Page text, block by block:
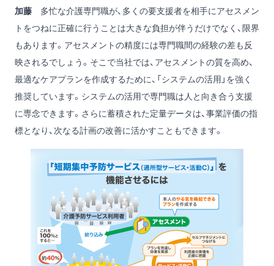
加藤 多忙な介護専門職が、多くの要支援者を相手にアセスメン
トをつねに正確に行うことは大きな負担が伴うだけでなく、限界
もあります。アセスメントの精度には専門職間の経験の差も反
映されるでしょう。そこで当社では、アセスメントの質を高め、
最適なケアプランを作成するために、「システムの活用」を強く
推奨しています。システムの活用で専門職は人と向き合う支援
に専念できます。さらに蓄積された定量データは、事業評価の指
標となり、次なる計画の改善に活かすこともできます。